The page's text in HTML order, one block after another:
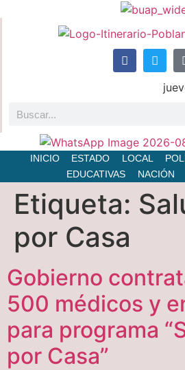
INICIO ESTADO LOCAL
EDUCATIVAS
NACIÓN
Etiqueta:
por Casa
Gobierno
500 médicos y
para programa
por Casa”